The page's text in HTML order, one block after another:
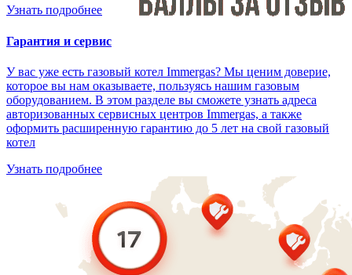
Узнать подробнее
Гарантия и сервис
У вас уже есть газовый котел Immergas? Мы ценим доверие,
которое вы нам оказываете, пользуясь нашим газовым
оборудованием. В этом разделе вы сможете узнать адреса
авторизованных сервисных центров Immergas, а также
оформить расширенную гарантию до 5 лет на свой газовый
котел
Узнать подробнее